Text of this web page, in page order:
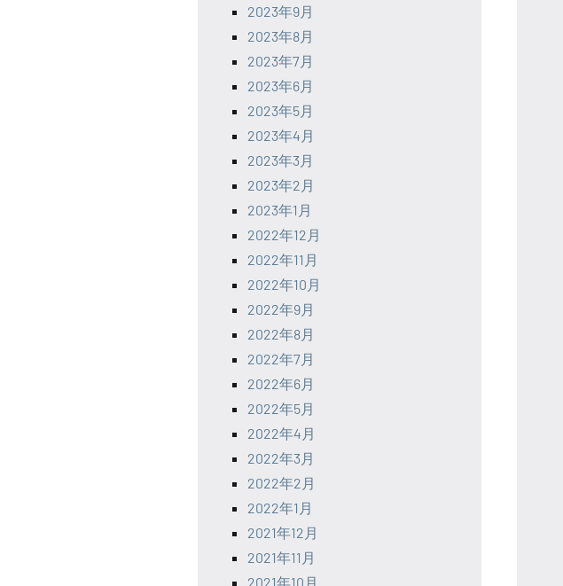
2023年9月
2023年8月
2023年7月
2023年6月
2023年5月
2023年4月
2023年3月
2023年2月
2023年1月
2022年12月
2022年11月
2022年10月
2022年9月
2022年8月
2022年7月
2022年6月
2022年5月
2022年4月
2022年3月
2022年2月
2022年1月
2021年12月
2021年11月
2021年10月